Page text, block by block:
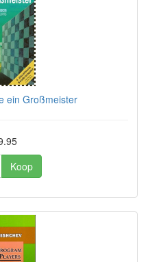
ein Großmeister
Koop